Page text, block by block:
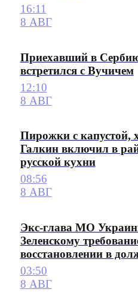
16:11
8 АВГ
Приехавший в
встретился с Вучичем
12:10
8 АВГ
Пирожки с капустой,
Галкин включил в
русской кухни
08:56
8 АВГ
Экс-глава МО
Зеленскому
восстановлении в
03:50
8 АВГ